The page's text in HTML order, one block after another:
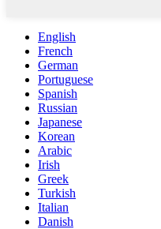
English
French
German
Portuguese
Spanish
Russian
Japanese
Korean
Arabic
Irish
Greek
Turkish
Italian
Danish